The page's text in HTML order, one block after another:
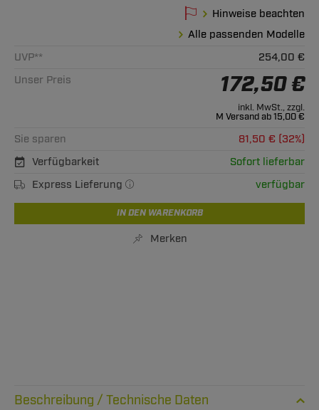
Hinweise beachten
Alle passenden Modelle
UVP**
254,00 €
Unser Preis
172,50 €
inkl. MwSt., zzgl.
M Versand ab 15,00 €
Sie sparen
81,50 € (32%)
Verfügbarkeit
Sofort lieferbar
Express Lieferung
verfügbar
IN DEN WARENKORB
Merken
Technische Daten